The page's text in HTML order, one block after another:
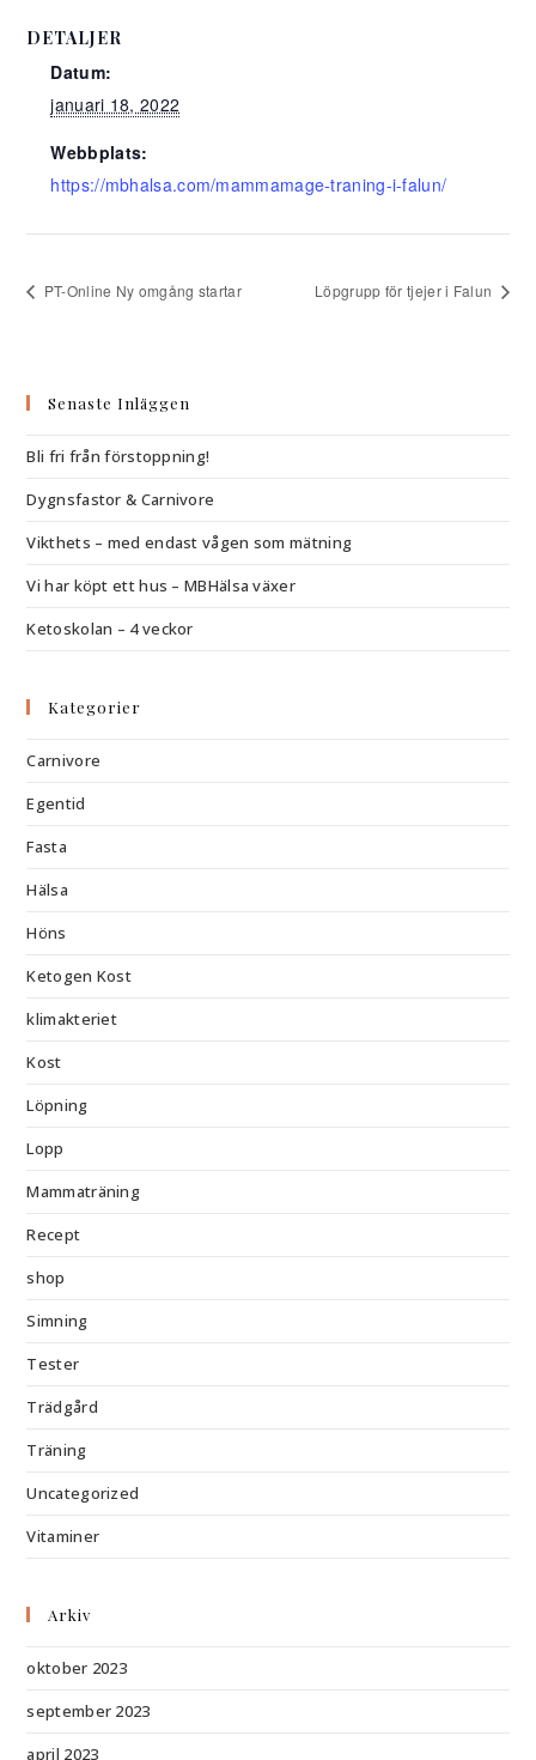
DETALJER
Datum:
januari 18, 2022
Webbplats:
https://mbhalsa.com/mammamage-traning-i-falun/
PT-Online Ny omgång startar Löpgrupp för tjejer i Falun
Senaste Inläggen
Bli fri från förstoppning!
Dygnsfastor & Carnivore
Vikthets – med endast vågen som mätning
Vi har köpt ett hus – MBHälsa växer
Ketoskolan – 4 veckor
Kategorier
Carnivore
Egentid
Fasta
Hälsa
Höns
Ketogen Kost
klimakteriet
Kost
Löpning
Lopp
Mammaträning
Recept
shop
Simning
Tester
Trädgård
Träning
Uncategorized
Vitaminer
Arkiv
oktober 2023
september 2023
april 2023